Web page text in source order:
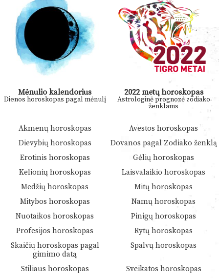
Mėnulio kalendorius
Dienos horoskopas pagal mėnulį
2022 metų horoskopas
Astrologinė prognozė zodiako
ženklams
Akmenų horoskopas
Avestos horoskopas
Dievybių horoskopas
Dovanos pagal Zodiako ženklą
Erotinis horoskopas
Gėlių horoskopas
Kelionių horoskopas
Laisvalaikio horoskopas
Medžių horoskopas
Mitų horoskopas
Mitybos horoskopas
Namų horoskopas
Nuotaikos horoskopas
Pinigų horoskopas
Profesijos horoskopas
Rytų horoskopas
Skaičių horoskopas pagal
gimimo datą
Spalvų horoskopas
Stiliaus horoskopas
Sveikatos horoskopas